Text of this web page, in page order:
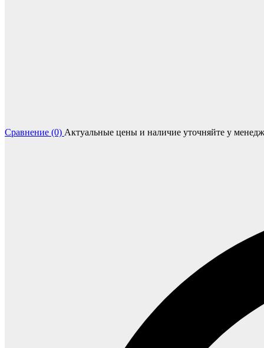
Сравнение (0) Актуальные цены и наличие уточняйте у